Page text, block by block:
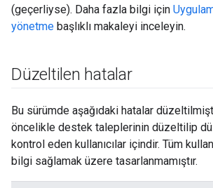
(geçerliyse). Daha fazla bilgi için
yönetme başlıklı makaleyi inceleyin.
Düzeltilen hatalar
Bu sürümde aşağıdaki hatalar
öncelikle destek taleplerinin düzeltilip
kontrol eden kullanıcılar içindir. Tüm
bilgi sağlamak üzere tasarlanmamıştır.